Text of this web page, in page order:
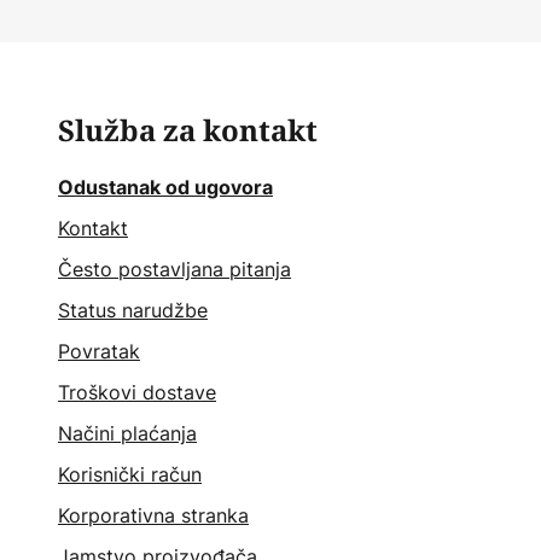
Služba za kontakt
Odustanak od ugovora
Kontakt
Često postavljana pitanja
Status narudžbe
Povratak
Troškovi dostave
Načini plaćanja
Korisnički račun
Korporativna stranka